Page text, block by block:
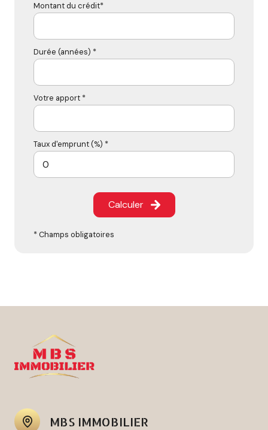
Montant du crédit*
Durée (années) *
Votre apport *
Taux d'emprunt (%) *
Calculer
* Champs obligatoires
MBS IMMOBILIER